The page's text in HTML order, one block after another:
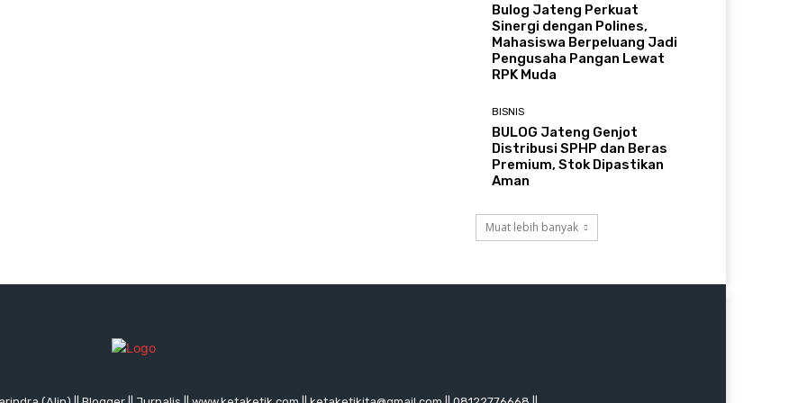
Bulog Jateng Perkuat
Sinergi dengan Polines,
Mahasiswa Berpeluang Jadi
Pengusaha Pangan Lewat
RPK Muda
BISNIS
BULOG Jateng Genjot
Distribusi SPHP dan Beras
Premium, Stok Dipastikan
Aman
Muat lebih banyak